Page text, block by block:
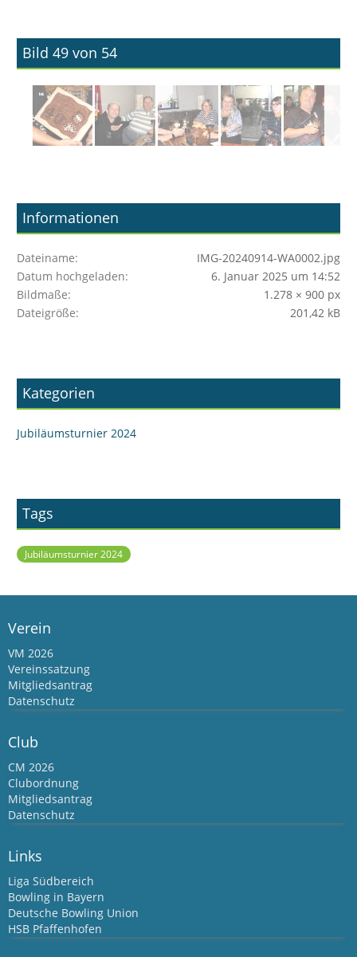
Bild 49 von 54
Informationen
Dateiname
IMG-20240914-WA0002.jpg
Datum hochgeladen
6. Januar 2025 um 14:52
Bildmaße
1.278 × 900 px
Dateigröße
201,42 kB
Kategorien
Jubiläumsturnier 2024
Tags
Jubiläumsturnier 2024
Verein
VM 2026
Vereinssatzung
Mitgliedsantrag
Datenschutz
Club
CM 2026
Clubordnung
Mitgliedsantrag
Datenschutz
Links
Liga Südbereich
Bowling in Bayern
Deutsche Bowling Union
HSB Pfaffenhofen